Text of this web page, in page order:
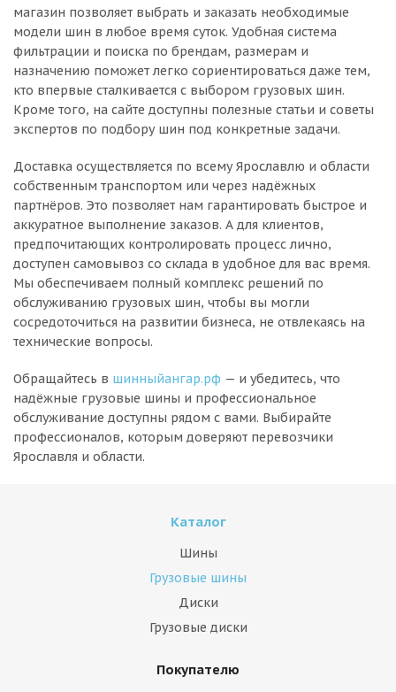
магазин позволяет выбрать и заказать необходимые
модели шин в любое время суток. Удобная система
фильтрации и поиска по брендам, размерам и
назначению поможет легко сориентироваться даже тем,
кто впервые сталкивается с выбором грузовых шин.
Кроме того, на сайте доступны полезные статьи и советы
экспертов по подбору шин под конкретные задачи.
Доставка осуществляется по всему Ярославлю и области
собственным транспортом или через надёжных
партнёров. Это позволяет нам гарантировать быстрое и
аккуратное выполнение заказов. А для клиентов,
предпочитающих контролировать процесс лично,
доступен самовывоз со склада в удобное для вас время.
Мы обеспечиваем полный комплекс решений по
обслуживанию грузовых шин, чтобы вы могли
сосредоточиться на развитии бизнеса, не отвлекаясь на
технические вопросы.
Обращайтесь в шинныйангар.рф — и убедитесь, что
надёжные грузовые шины и профессиональное
обслуживание доступны рядом с вами. Выбирайте
профессионалов, которым доверяют перевозчики
Ярославля и области.
Каталог
Шины
Грузовые шины
Диски
Грузовые диски
Покупателю